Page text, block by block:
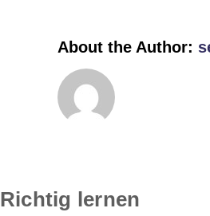
About the Author:
Richtig lernen